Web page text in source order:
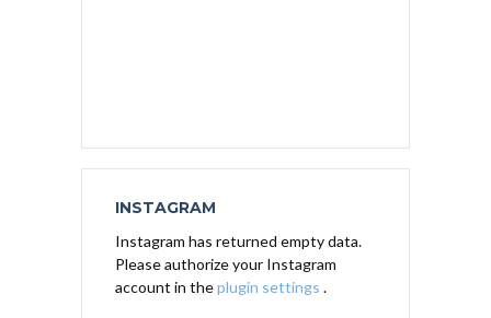
INSTAGRAM
Instagram has returned empty data.
Please authorize your Instagram
account in theplugin settings .